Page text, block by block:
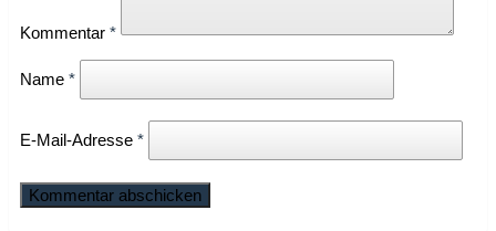
Kommentar *
Name *
E-Mail-Adresse *